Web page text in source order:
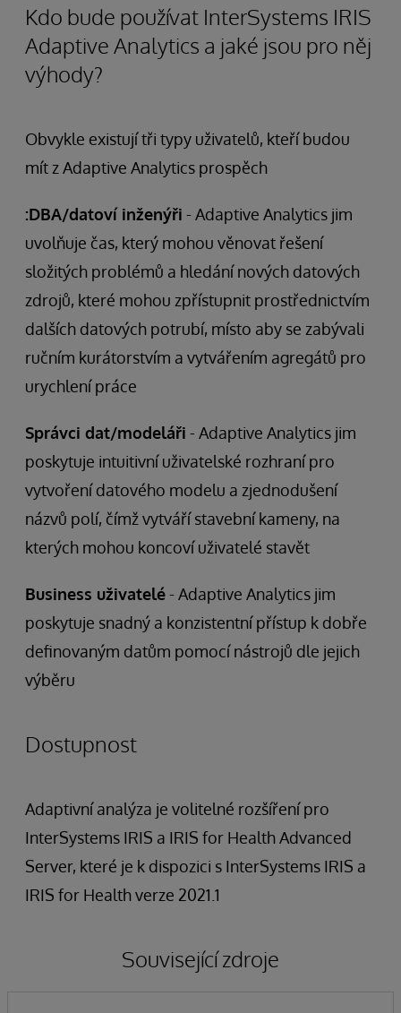
Kdo bude používat InterSystems IRIS
Adaptive Analytics a jaké jsou pro něj
výhody?
Obvykle existují tři typy uživatelů, kteří budou
mít z Adaptive Analytics prospěch
:DBA/datoví inženýři - Adaptive Analytics jim
uvolňuje čas, který mohou věnovat řešení
složitých problémů a hledání nových datových
zdrojů, které mohou zpřístupnit prostřednictvím
dalších datových potrubí, místo aby se zabývali
ručním kurátorstvím a vytvářením agregátů pro
urychlení práce
Správci dat/modeláři - Adaptive Analytics jim
poskytuje intuitivní uživatelské rozhraní pro
vytvoření datového modelu a zjednodušení
názvů polí, čímž vytváří stavební kameny, na
kterých mohou koncoví uživatelé stavět
Business uživatelé- Adaptive Analytics jim
poskytuje snadný a konzistentní přístup k dobře
definovaným datům pomocí nástrojů dle jejich
výběru
Dostupnost
Adaptivní analýza je volitelné rozšíření pro
InterSystems IRIS a IRIS for Health Advanced
Server, které je k dispozici s InterSystems IRIS a
IRIS for Health verze 2021.1
Související zdroje